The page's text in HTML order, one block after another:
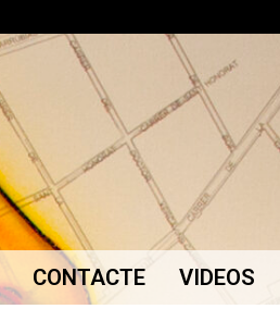
CONTACTE VIDEOS